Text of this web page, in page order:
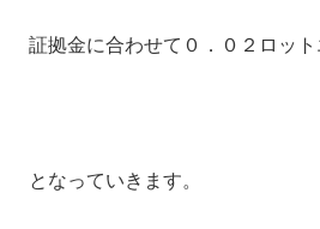
証拠金に合わせて０．０２ロット
となっていきます。